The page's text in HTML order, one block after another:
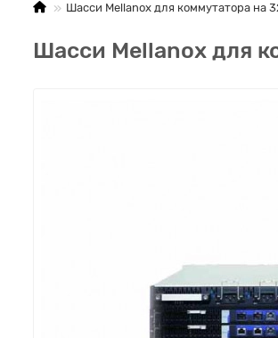
Шасси Mellanox для коммутатора на
Шасси Mellanox для